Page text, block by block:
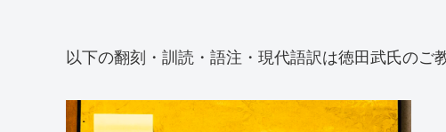
以下の翻刻・訓読・語注・現代語訳は徳田武氏のご